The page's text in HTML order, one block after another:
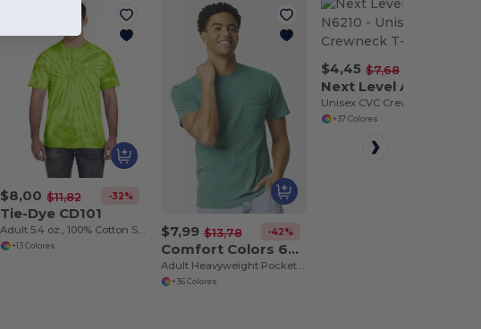
$8,00 $11,82 -32%
Tie-Dye CD101
Adult 5.4 oz., 100% Cotton Spider Tie Dye T-shirt
+13 Colores
$7,99 $13,78 -42%
Comfort Colors 6030CC
Adult Heavyweight Pocket T-Shirt
+36 Colores
$4,45 $7,68
+37 Colores